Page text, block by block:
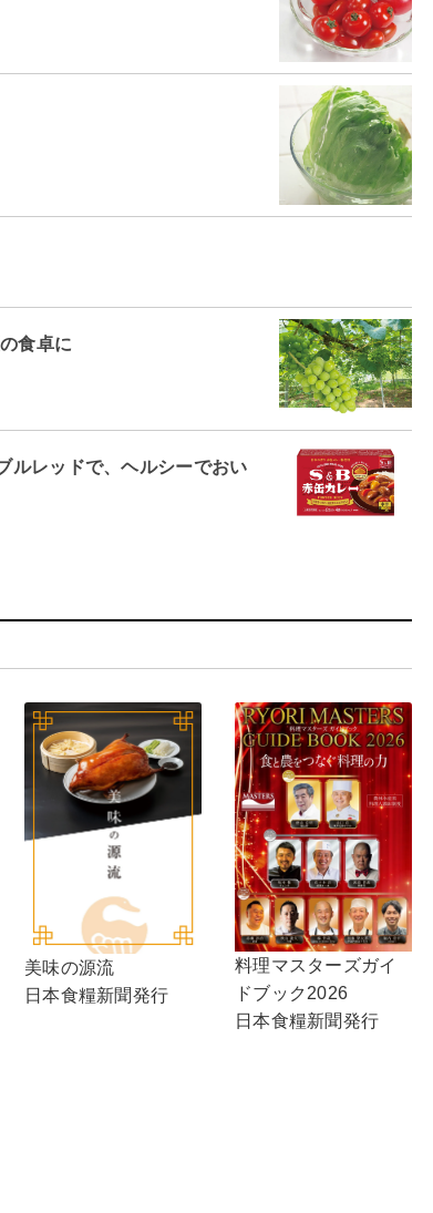
食卓に
ルレッドで、ヘルシーでおい
美味の源流
日本食糧新聞発行
料理マスターズガイ
ドブック2026
日本食糧新聞発行